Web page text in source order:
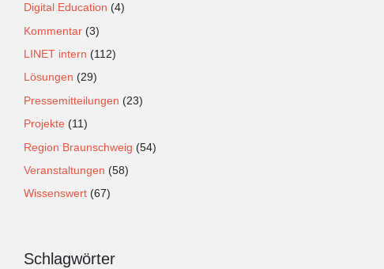
Digital Education (4)
Kommentar (3)
LINET intern (112)
Lösungen (29)
Pressemitteilungen (23)
Projekte (11)
Region Braunschweig (54)
Veranstaltungen (58)
Wissenswert (67)
Schlagwörter